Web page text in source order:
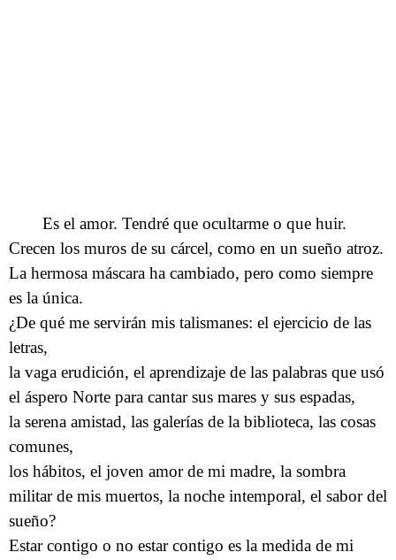
Es el amor. Tendré que ocultarme o que huir.
Crecen los muros de su cárcel, como en un sueño atroz.
La hermosa máscara ha cambiado, pero como siempre
es la única.
¿De qué me servirán mis talismanes: el ejercicio de las
letras,
la vaga erudición, el aprendizaje de las palabras que usó
el áspero Norte para cantar sus mares y sus espadas,
la serena amistad, las galerías de la biblioteca, las cosas
comunes,
los hábitos, el joven amor de mi madre, la sombra
militar de mis muertos, la noche intemporal, el sabor del
sueño?
Estar contigo o no estar contigo es la medida de mi